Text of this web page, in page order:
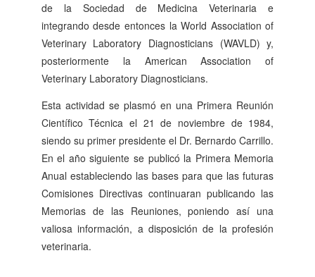
de la Sociedad de Medicina Veterinaria e
integrando desde entonces la World Association of
Veterinary Laboratory Diagnosticians (WAVLD) y,
posteriormente la American Association of
Veterinary Laboratory Diagnosticians.
Esta actividad se plasmó en una Primera Reunión
Científico Técnica el 21 de noviembre de 1984,
siendo su primer presidente el Dr. Bernardo Carrillo.
En el año siguiente se publicó la Primera Memoria
Anual estableciendo las bases para que las futuras
Comisiones Directivas continuaran publicando las
Memorias de las Reuniones, poniendo así una
valiosa información, a disposición de la profesión
veterinaria.